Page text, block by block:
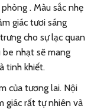
. Màu sắc nhẹ
giác tươi sáng
cho sự lạc quan
be nhạt sẽ mang
tinh khiết.
của tương lai. Nội
giác rất tự nhiên và